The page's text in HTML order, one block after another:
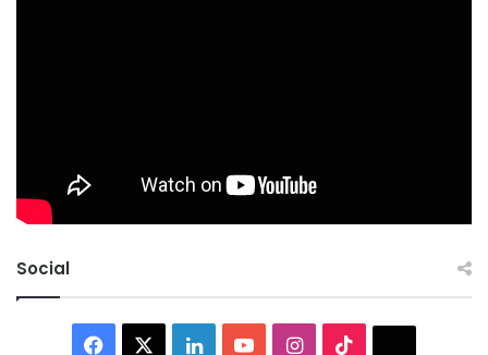
Social
Facebook LinkedInYouTubeInstagram